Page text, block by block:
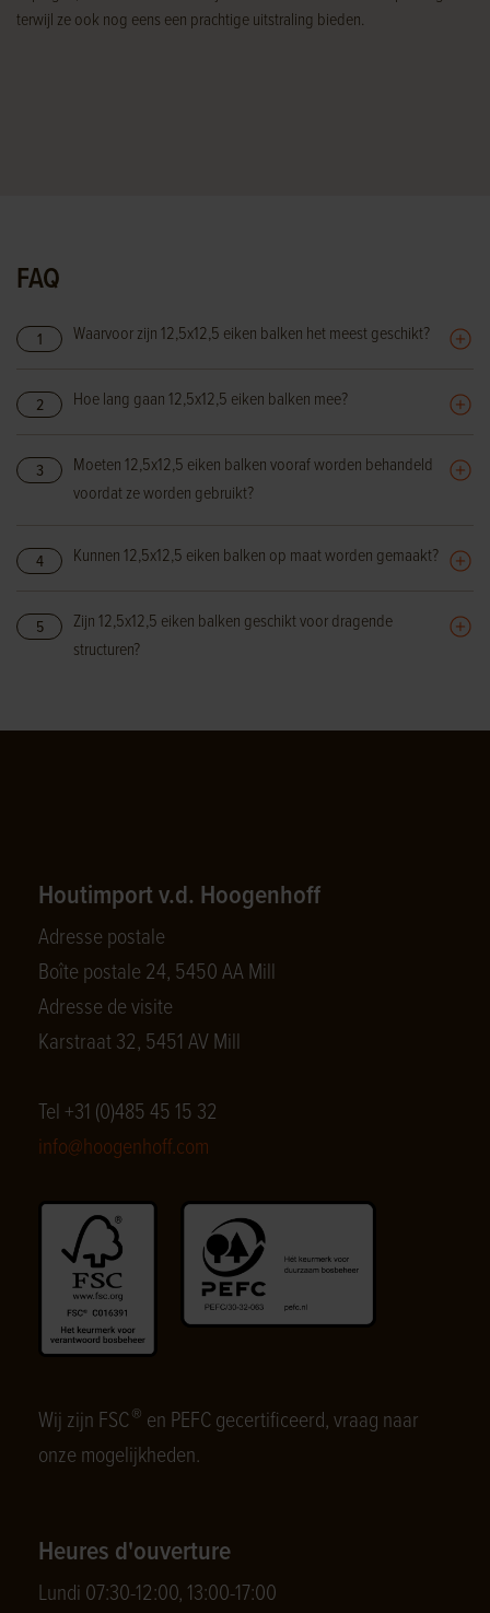
terwijl ze ook nog eens een prachtige uitstraling bieden.
FAQ
1 Waarvoor zijn 12,5x12,5 eiken balken het meest geschikt?
2 Hoe lang gaan 12,5x12,5 eiken balken mee?
3
Moeten 12,5x12,5 eiken balken vooraf worden behandeld
voordat ze worden gebruikt?
4 Kunnen 12,5x12,5 eiken balken op maat worden gemaakt?
5
Zijn 12,5x12,5 eiken balken geschikt voor dragende
structuren?
Houtimport v.d. Hoogenhoff
Adresse postale
Boîte postale 24, 5450 AA Mill
Adresse de visite
Karstraat 32, 5451 AV Mill
Tel +31 (0)485 45 15 32
info@hoogenhoff.com
Wij zijn FSC® en PEFC gecertificeerd, vraag naar
onze mogelijkheden.
Heures d'ouverture
Lundi 07:30-12:00, 13:00-17:00